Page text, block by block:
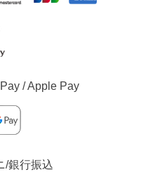
/ Apple Pay
/銀行振込